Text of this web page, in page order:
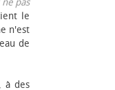
pas
le
n'est
de
à des